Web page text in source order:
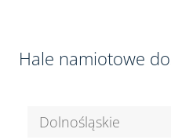
Hale namiotowe
Dolnośląskie